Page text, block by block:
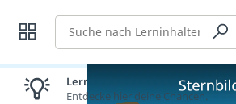
Suche
Lernen lohnt sich!
Entdecke hier deine Chancen.